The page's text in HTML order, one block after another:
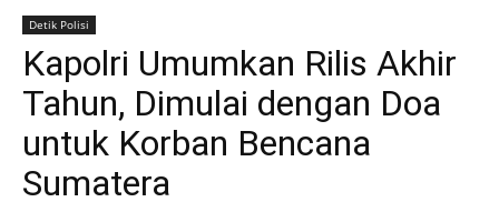
Detik Polisi
Kapolri Umumkan Rilis Akhir
Tahun, Dimulai dengan Doa
untuk Korban Bencana
Sumatera